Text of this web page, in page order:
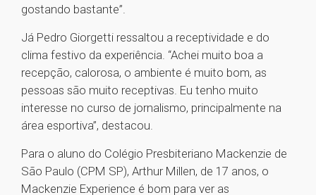
gostando bastante”.
Já Pedro Giorgetti ressaltou a receptividade e do
clima festivo da experiência. “Achei muito boa a
recepção, calorosa, o ambiente é muito bom, as
pessoas são muito receptivas. Eu tenho muito
interesse no curso de jornalismo, principalmente na
área esportiva”, destacou.
Para o aluno do Colégio Presbiteriano Mackenzie de
São Paulo (CPM SP), Arthur Millen, de 17 anos, o
Mackenzie Experience é bom para ver as